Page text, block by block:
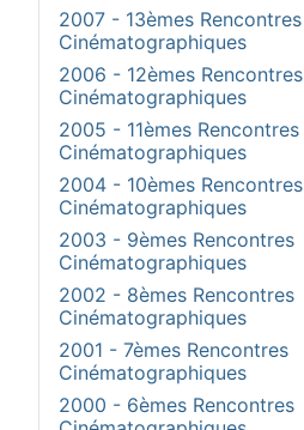
2007 - 13èmes Rencontres
Cinématographiques
2006 - 12èmes Rencontres
Cinématographiques
2005 - 11èmes Rencontres
Cinématographiques
2004 - 10èmes Rencontres
Cinématographiques
2003 - 9èmes Rencontres
Cinématographiques
2002 - 8èmes Rencontres
Cinématographiques
2001 - 7èmes Rencontres
Cinématographiques
2000 - 6èmes Rencontres